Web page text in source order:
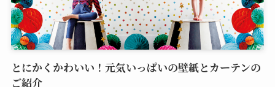
とにかくかわいい！元気いっぱいの壁紙とカーテンの
ご紹介